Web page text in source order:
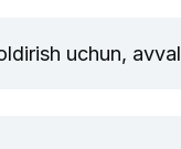
uchun, avval